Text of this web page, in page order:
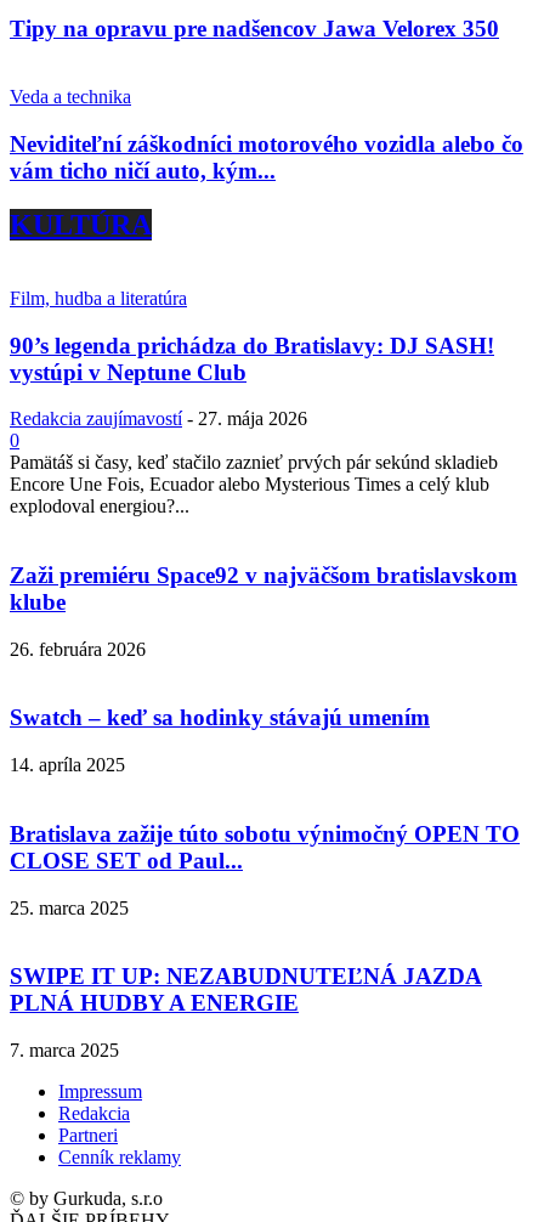
Tipy na opravu pre nadšencov Jawa Velorex 350
Veda a technika
Neviditeľní záškodníci motorového vozidla alebo čo
vám ticho ničí auto, kým...
KULTÚRA
Film, hudba a literatúra
90’s legenda prichádza do Bratislavy: DJ SASH!
vystúpi v Neptune Club
Redakcia zaujímavostí - 27. mája 2026
0
Pamätáš si časy, keď stačilo zaznieť prvých pár sekúnd skladieb
Encore Une Fois, Ecuador alebo Mysterious Times a celý klub
explodoval energiou?...
Zaži premiéru Space92 v najväčšom bratislavskom
klube
26. februára 2026
Swatch – keď sa hodinky stávajú umením
14. apríla 2025
Bratislava zažije túto sobotu výnimočný OPEN TO
CLOSE SET od Paul...
25. marca 2025
SWIPE IT UP: NEZABUDNUTEĽNÁ JAZDA
PLNÁ HUDBY A ENERGIE
7. marca 2025
Impressum
Redakcia
Partneri
Cenník reklamy
© by Gurkuda, s.r.o